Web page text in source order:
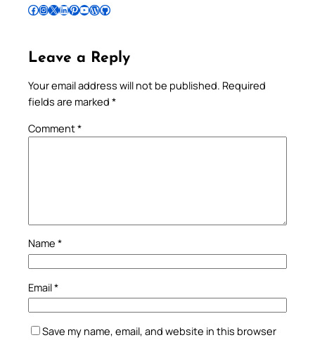
Follow Pradeep on Facebook Follow Pradeep on InstagramFollow Pradeep on X Follow Pradeep on LinkedIn Follow Pradeep on Pinterest Subscribe to Pradeep’s Youtube Channel Follow Pradeep on WordPress Follow Pradeep on GitHub
Leave a Reply
Your email address will not be published. Required
fields are marked *
Comment*
Name *
Email*
Save my name, email, and website in this browser